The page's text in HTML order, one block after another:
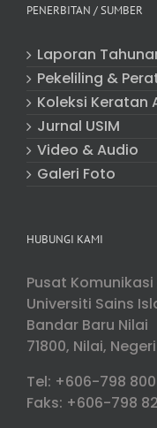
PENERBITAN / SUMBER
Laporan
Pekeliling &
Koleksi Keratan
Jurnal USIM
Video & Audio
Galeri Foto
HUBUNGI KAMI
Pusat
Universiti Sains
Bandar Baru Nilai
71800, Nilai,
Tel: +606-798
Faks: +606-798